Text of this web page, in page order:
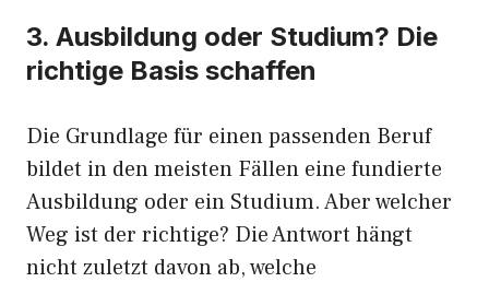
3. Ausbildung oder Studium? Die
richtige Basis schaffen
Die Grundlage für einen passenden Beruf
bildet in den meisten Fällen eine fundierte
Ausbildung oder ein Studium. Aber welcher
Weg ist der richtige? Die Antwort hängt
nicht zuletzt davon ab, welche